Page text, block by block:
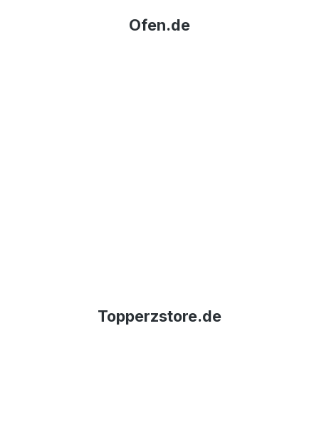
Ofen.de
Topperzstore.de